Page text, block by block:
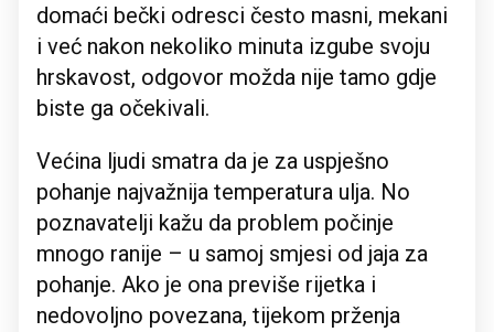
domaći bečki odresci često masni, mekani
i već nakon nekoliko minuta izgube svoju
hrskavost, odgovor možda nije tamo gdje
biste ga očekivali.
Većina ljudi smatra da je za uspješno
pohanje najvažnija temperatura ulja. No
poznavatelji kažu da problem počinje
mnogo ranije – u samoj smjesi od jaja za
pohanje. Ako je ona previše rijetka i
nedovoljno povezana, tijekom prženja